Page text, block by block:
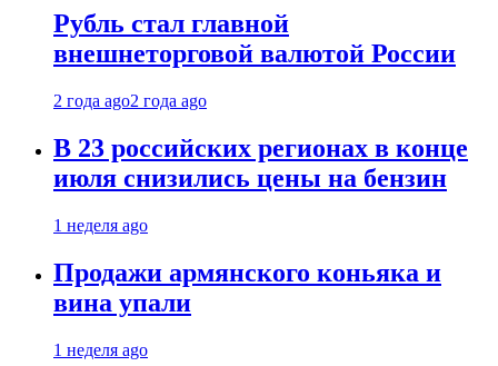
Рубль стал главной
внешнеторговой валютой России
2 года ago2 года ago
В 23 российских регионах в конце
июля снизились цены на бензин
1 неделя ago
Продажи армянского коньяка и
вина упали
1 неделя ago